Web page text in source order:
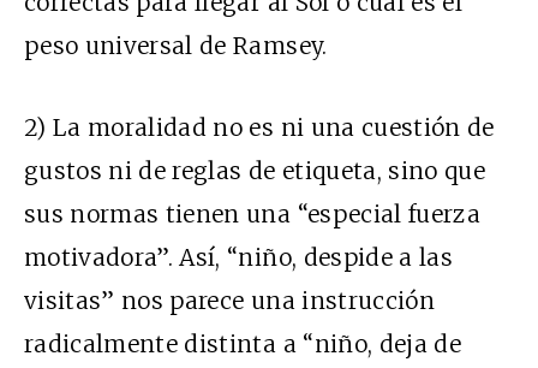
peso universal de Ramsey.
2) La moralidad no es ni una cuestión de
gustos ni de reglas de etiqueta, sino que
sus normas tienen una “especial fuerza
motivadora”. Así, “niño, despide a las
visitas” nos parece una instrucción
radicalmente distinta a “niño, deja de